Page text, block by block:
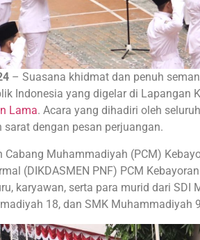
– Suasana khidmat dan penuh
Indonesia yang digelar di Lapangan
Lama. Acara yang dihadiri oleh
dengan pesan perjuangan.
Muhammadiyah (PCM)
(DIKDASMEN PNF) PCM
karyawan, serta para murid dari SDI
18, dan SMK Muhammadiyah